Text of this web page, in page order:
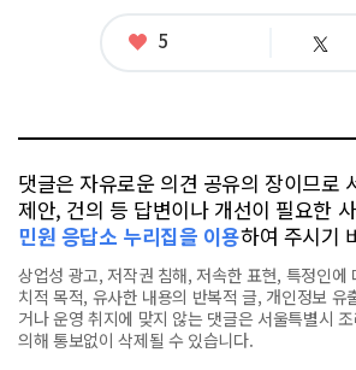
좋
5 트
댓글은 자유로운 의견 공유의 장이므로
제안, 건의 등 답변이나 개선이 필요한
민원 응답소 누리집을 이용하여 주시기
상업성 광고, 저작권 침해, 저속한 표현, 특정인에
치적 목적, 유사한 내용의 반복적 글, 개인정보 유
거나 운영 취지에 맞지 않는 댓글은 서울특별시
의해 통보없이 삭제될 수 있습니다.